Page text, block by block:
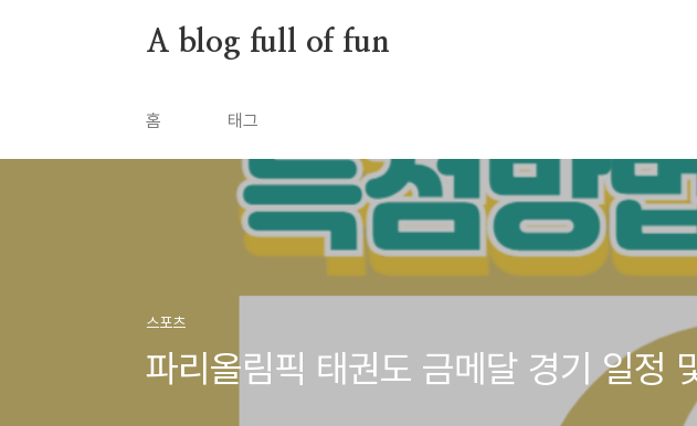
A blog full of fun
홈 태그
스포츠
파리올림픽 태권도 금메달 경기 일정